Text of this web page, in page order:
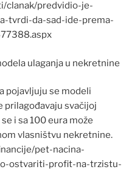
clanak/predvidio-je-
tvrdi-da-sad-ide-prema-
ulaganja u nekretnine
pojavljuju se modeli
prilagođavaju svačijoj
i sa 100 eura može
vlasništvu nekretnine.
pet-nacina-
ostvariti-profit-na-trzistu-